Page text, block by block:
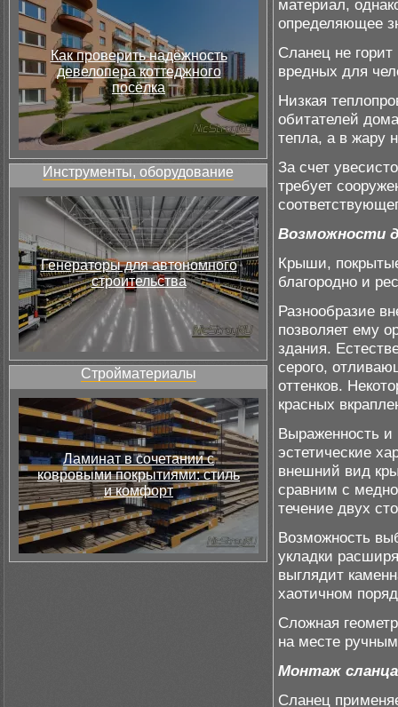
Как проверить надёжность
девелопера коттеджного
посёлка
Инструменты, оборудование
Генераторы для автономного
строительства
Стройматериалы
Ламинат в сочетании с
ковровыми покрытиями: стиль
и комфорт
материал,
определяющее
Сланец не
вредных для
Низкая
обитателей
тепла, а в жару
За счет
требует
Возможности
Крыши,
благородно и
Разнообразие
позволяет ему
здания.
серого,
оттенков.
красных
Выраженность
эстетические
внешний вид
сравним с
течение двух
Возможность
укладки
выглядит
хаотичном
Сложная
на месте
Монтаж
Сланец